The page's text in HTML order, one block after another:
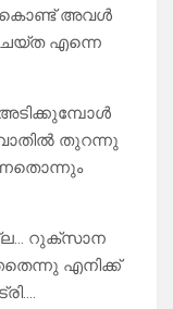
കൊണ്ട് അവൾ
എന്നെ
തുറന്നു
റുക്‌സാന
എനിക്ക്